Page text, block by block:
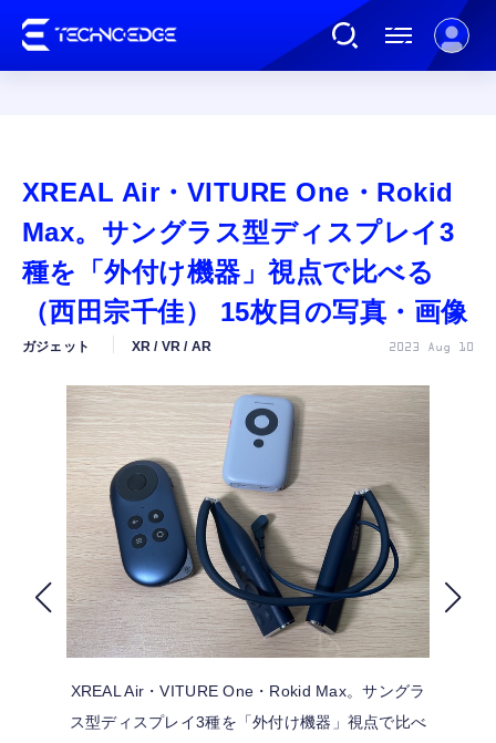
AI
ガジェット
カルチャー
公式ストア
FOLLOW US
XREAL Air・VITURE One・Rokid
Max。サングラス型ディスプレイ3
種を「外付け機器」視点で比べる
（西田宗千佳） 15枚目の写真・画像
ガジェット XR / VR / AR 2023 Aug 10
XREAL Air・VITURE One・Rokid Max。サングラ
ス型ディスプレイ3種を「外付け機器」視点で比べ